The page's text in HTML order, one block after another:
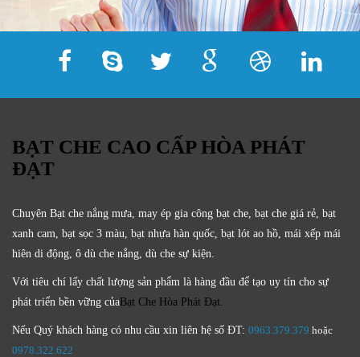
BẠT CHE CAO CẤP HÒA PHÁT
ĐẠT
Chuyên Bạt che nắng mưa, may ép gia công bạt che, bạt che giá rẻ, bạt
xanh cam, bạt sọc 3 màu, bạt nhựa hàn quốc, bạt lót ao hồ, mái xếp mái
hiên di động, ô dù che nắng, dù che sự kiện.
Với tiêu chí lấy chất lượng sản phẩm là hàng đầu để tạo uy tín cho sự
phát triển bền vững của Bạt Che Hòa Phát Đạt.
Nếu Quý khách hàng có nhu cầu xin liên hệ số ĐT: 0963.379.379 hoặc
0978.322.622